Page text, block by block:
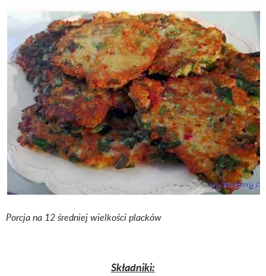
Porcja na 12 średniej wielkości placków
Składniki: